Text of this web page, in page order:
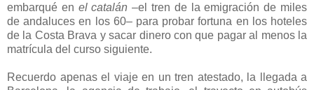
embarqué en el catalán –el tren de la emigración de miles
de andaluces en los 60– para probar fortuna en los hoteles
de la Costa Brava y sacar dinero con que pagar al menos la
matrícula del curso siguiente.
Recuerdo apenas el viaje en un tren atestado, la llegada a